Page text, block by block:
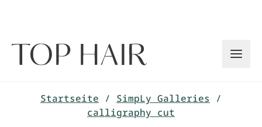
Startseite / SimpLy Galleries
/
calligraphy cut